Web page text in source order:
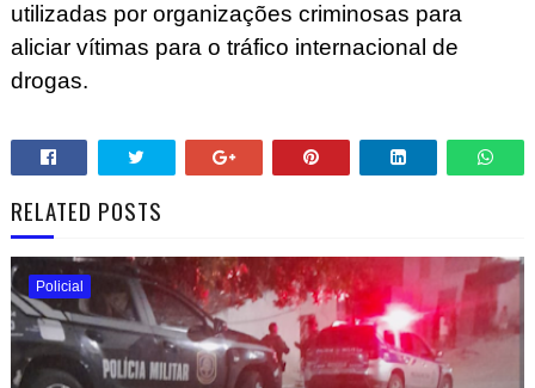
utilizadas por organizações criminosas para
aliciar vítimas para o tráfico internacional de
drogas.
RELATED POSTS
Policial